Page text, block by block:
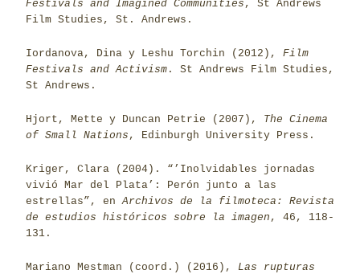
Festivals and Imagined Communities , St Andrews
Film Studies, St. Andrews.
Iordanova, Dina y Leshu Torchin (2012), Film
Festivals and Activism . St Andrews Film Studies,
St Andrews.
Hjort, Mette y Duncan Petrie (2007),
The Cinema
of Small Nations , Edinburgh University Press.
Kriger, Clara (2004). “’Inolvidables jornadas
vivió Mar del Plata’: Perón junto a las
estrellas”, enArchivos de la filmoteca: Revista
de estudios históricos sobre la imagen , 46, 118-
131.
Mariano Mestman (coord.) (2016), Las rupturas